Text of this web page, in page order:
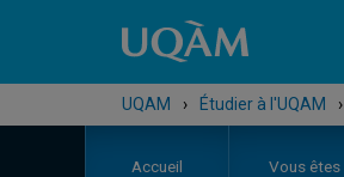
UQAM › Étudier à l'UQAM ›
Accueil Vous êtes